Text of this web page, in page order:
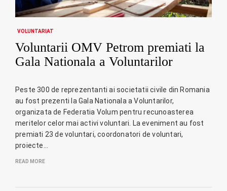
VOLUNTARIAT
Voluntarii OMV Petrom premiati la
Gala Nationala a Voluntarilor
Peste 300 de reprezentanti ai societatii civile din Romania
au fost prezenti la Gala Nationala a Voluntarilor,
organizata de Federatia Volum pentru recunoasterea
meritelor celor mai activi voluntari. La eveniment au fost
premiati 23 de voluntari, coordonatori de voluntari,
proiecte…
READ MORE